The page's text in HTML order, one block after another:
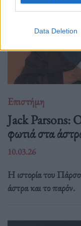
Data Deletion
Επιστήμη
Jack Parsons:
φωτιά στα
10.03.26
Η ιστορία του
άστρα και το παρόν.